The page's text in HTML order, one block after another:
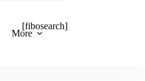
More
[fibosearch]